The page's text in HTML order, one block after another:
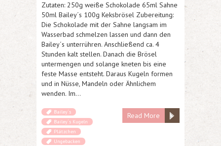
Zutaten: 250g weiße Schokolade 65ml Sahne
50ml Bailey´s 100g Keksbrösel Zubereitung:
Die Schokolade mit der Sahne langsam im
Wasserbad schmelzen lassen und dann den
Bailey´s unterrühren. Anschließend ca. 4
Stunden kalt stellen. Danach die Brösel
untermengen und solange kneten bis eine
feste Masse entsteht. Daraus Kugeln formen
und in Nüsse, Mandeln oder Ähnlichem
wenden. Im…
Read More
Bailey´s
Bailey´s Kugeln
Plätzchen
Ungebacken